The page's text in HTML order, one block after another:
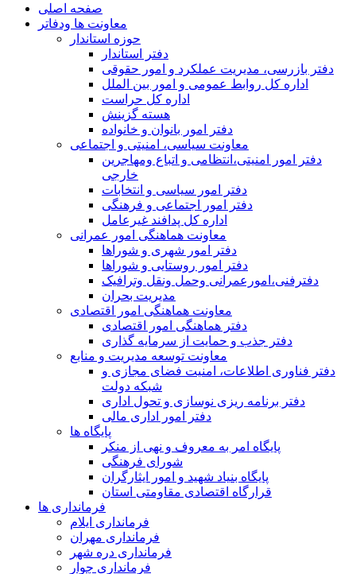
صفحه اصلی
معاونت ها ودفاتر
حوزه استاندار
دفتر استاندار
دفتر بازرسی، مدیریت عملکرد و امور حقوقی
اداره کل روابط عمومی و امور بین الملل
اداره کل حراست
هسته گزینش
دفتر امور بانوان و خانواده
معاونت سیاسی، امنیتی و اجتماعی
دفتر امور امنيتی،انتظامی و اتباع ومهاجرین
خارجی
دفتر امور سیاسی و انتخابات
دفتر امور اجتماعی و فرهنگی
اداره کل پدافند غیرعامل
معاونت هماهنگی امور عمرانی
دفتر امور شهری و شوراها
دفتر امور روستایی و شوراها
دفترفنی،امورعمرانی وحمل ونقل وترافيک
مدیریت بحران
معاونت هماهنگی امور اقتصادی
دفتر هماهنگی امور اقتصادی
دفتر جذب و حمایت از سرمایه گذاری
معاونت توسعه مدیریت و منابع
دفتر فناوری اطلاعات، امنیت فضای مجازی و
شبکه دولت
دفتر برنامه ریزی نوسازی و تحول اداری
دفتر امور اداری مالی
پایگاه ها
پایگاه امر به معروف و نهی از منکر
شورای فرهنگی
پایگاه بنیاد شهید و امور ایثارگران
قرارگاه اقتصادی مقاومتی استان
فرمانداری ها
فرمانداری ایلام
فرمانداری مهران
فرمانداری دره شهر
فرمانداری چوار